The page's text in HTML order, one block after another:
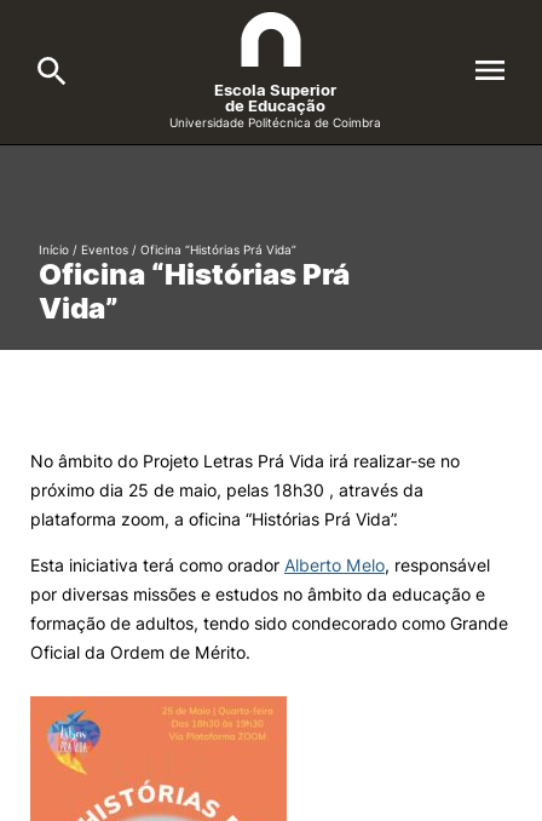
Cursos
Candidatos
Investigação e Projetos
Alunos
Knowledge Factory
Candidaturas
Elogio / Sugestão / Reclamação
Escola Superior
de Educação
Universidade Politécnica de Coimbra
Formative Offer
Oficina “Histórias Prá
Vida”
Início / Eventos / Oficina “Histórias Prá Vida”
No âmbito do Projeto Letras Prá Vida irá realizar-se no
próximo dia 25 de maio, pelas 18h30 , através da
plataforma zoom, a oficina “Histórias Prá Vida”.
Esta iniciativa terá como orador Alberto Melo, responsável
por diversas missões e estudos no âmbito da educação e
formação de adultos, tendo sido condecorado como Grande
Oficial da Ordem de Mérito.